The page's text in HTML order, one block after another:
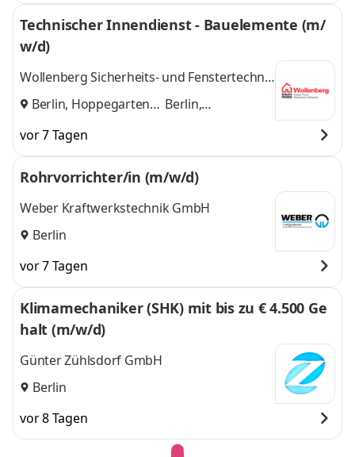
Technischer Innendienst - Bauelemente (m/
w/d)
Wollenberg Sicherheits- und Fenstertechnik
GmbH
Berlin, Hoppegarten
Berlin,
vor 7 Tagen
Rohrvorrichter/in (m/w/d)
Weber Kraftwerkstechnik GmbH
Berlin
vor 7 Tagen
Klimamechaniker (SHK) mit bis zu € 4.500 Ge
halt (m/w/d)
Günter Zühlsdorf GmbH
Berlin
vor 8 Tagen